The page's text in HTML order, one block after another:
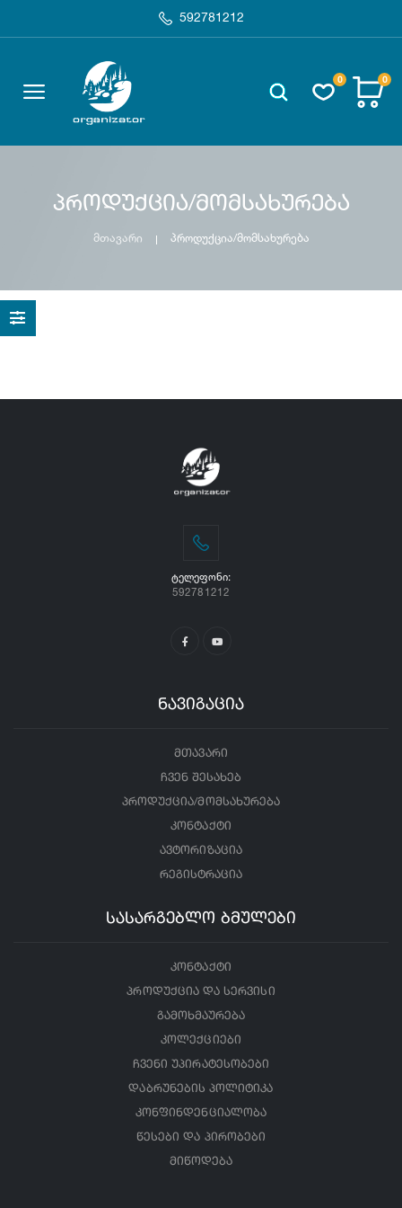
592781212
0 0
პროდუქცია/მომსახურება
მთავარი პროდუქცია/მომსახურება
ᲢᲔᲚᲔᲤᲝᲜᲘ:
592781212
ნავიგაცია
მთავარი
ჩვენ შესახებ
პროდუქცია/მომსახურება
კონტაქტი
ავტორიზაცია
რეგისტრაცია
სასარგებლო ბმულები
კონტაქტი
პროდუქცია და სერვისი
გამოხმაურება
კოლექციები
ჩვენი უპირატესობები
დაბრუნების პოლიტიკა
კონფინდენციალობა
წესები და პირობები
მიწოდება